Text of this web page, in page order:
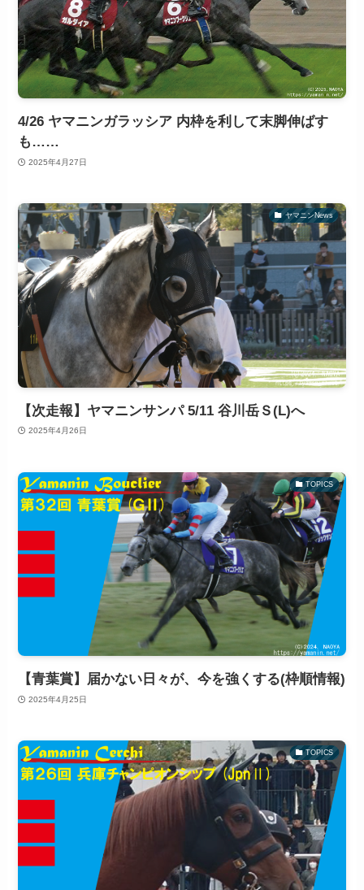
4/26 ヤマニンガラッシア 内枠を利して末脚伸ばす
も……
2025年4月27日
ヤマニンNews
【次走報】ヤマニンサンパ 5/11 谷川岳Ｓ(L)へ
2025年4月26日
TOPICS
【青葉賞】届かない日々が、今を強くする(枠順情報)
2025年4月25日
TOPICS